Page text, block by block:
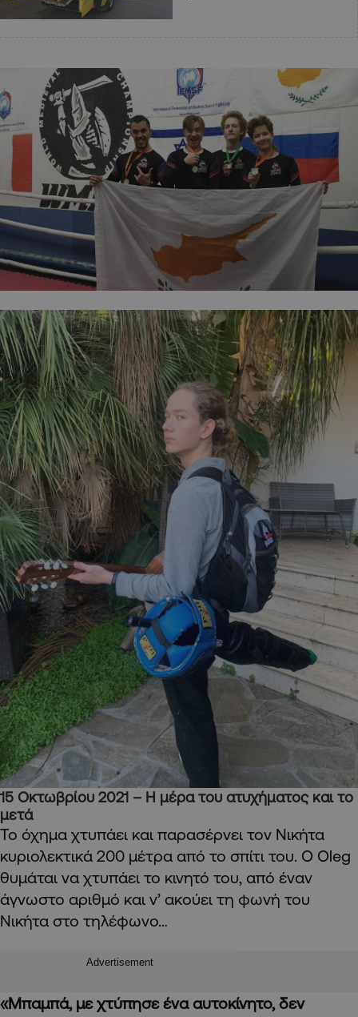
15 Οκτωβρίου 2021 – Η μέρα του ατυχήματος και το
μετά
Το όχημα χτυπάει και παρασέρνει τον Νικήτα
κυριολεκτικά 200 μέτρα από το σπίτι του. Ο Oleg
θυμάται να χτυπάει το κινητό του, από έναν
άγνωστο αριθμό και ν’ ακούει τη φωνή του
Νικήτα στο τηλέφωνο…
Advertisement
«Μπαμπά, με χτύπησε ένα αυτοκίνητο, δεν